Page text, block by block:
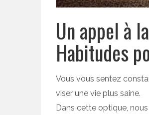
Un appel à
Habitudes
Vous vous sentez
viser une vie plus saine.
Dans cette optique,